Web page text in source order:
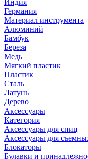
Индия
Германия
Материал инструмента
Алюминий
Бамбук
Береза
Медь
Мягкий пластик
Пластик
Сталь
Латунь
Дерево
Аксессуары
Категория
Аксессуары для спиц
Аксессуары для
Блокаторы
Булавки и